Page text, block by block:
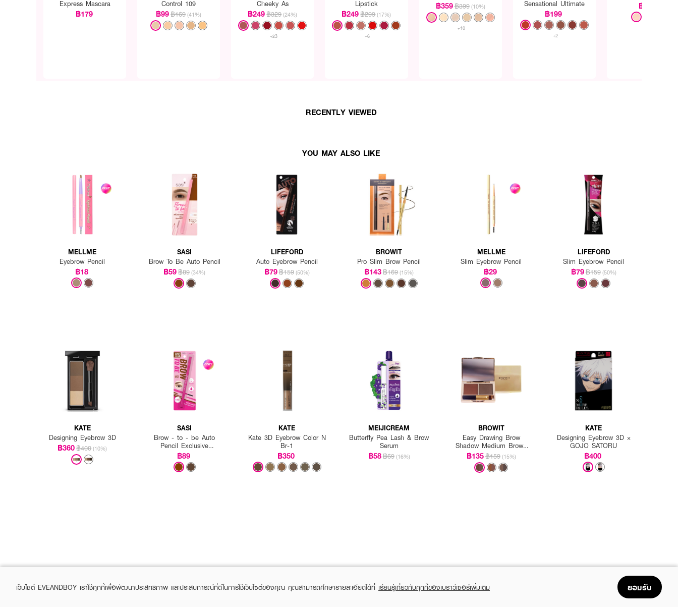
Express Mascara
฿179
Control 109
฿99฿169 (41%)
Cheeky As
฿249฿329 (24%)
+23
Lipstick
฿249฿299 (17%)
+6
฿359฿399 (10%)
+10
Sensational Ultimate
฿199
+2
฿299
RECENTLY VIEWED
YOU MAY ALSO LIKE
MELLME
Eyebrow Pencil
฿18
SASI
Brow To Be Auto Pencil
฿59฿89 (34%)
LIFEFORD
Auto Eyebrow Pencil
฿79฿159 (50%)
BROWIT
Pro Slim Brow Pencil
฿143฿169 (15%)
MELLME
Slim Eyebrow Pencil
฿29
LIFEFORD
Slim Eyebrow Pencil
฿79฿159 (50%)
KATE
Designing Eyebrow 3D
฿360฿400 (10%)
SASI
Brow - to - be Auto
Pencil Exclusive
EVEANDBOY
฿89
KATE
Kate 3D Eyebrow Color N
Br-1
฿350
MEIJICREAM
Butterfly Pea Lash & Brow
Serum
฿58฿69 (16%)
BROWIT
Easy Drawing Brow
Shadow Medium Brown
(Y2019)
฿135฿159 (15%)
KATE
Designing Eyebrow 3D ×
GOJO SATORU
฿400
เว็บไซต์ EVEANDBOY เราใช้คุกกี้เพื่อพัฒนาประสิทธิภาพ และประสบการณ์ที่ดีในการใช้เว็บไซต์ของคุณ คุณสามารถศึกษารายละเอียดได้ที่ เรียนรู้เกี่ยวกับคุกกี้ของเบราว์เซอร์เพิ่มเติม ยอมรับ